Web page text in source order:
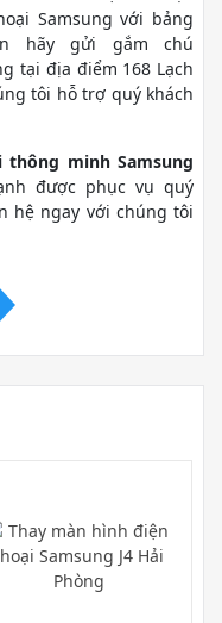
Samsung với bảng
hãy gửi gắm chú
tại địa điểm 168 Lạch
tôi hỗ trợ quý khách
minh Samsung
được phục vụ quý
hệ ngay với chúng tôi